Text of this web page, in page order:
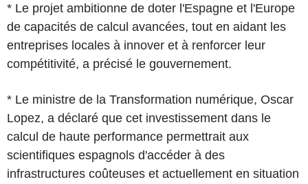
* Le projet ambitionne de doter l'Espagne et l'Europe
de capacités de calcul avancées, tout en aidant les
entreprises locales à innover et à renforcer leur
compétitivité, a précisé le gouvernement.
* Le ministre de la Transformation numérique, Oscar
Lopez, a déclaré que cet investissement dans le
calcul de haute performance permettrait aux
scientifiques espagnols d'accéder à des
infrastructures coûteuses et actuellement en situation